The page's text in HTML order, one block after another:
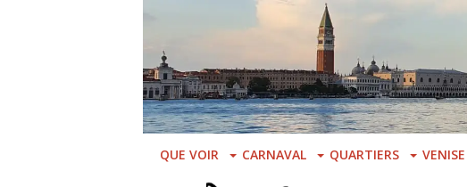
main
content
QUE VOIR CARNAVAL QUARTIERS